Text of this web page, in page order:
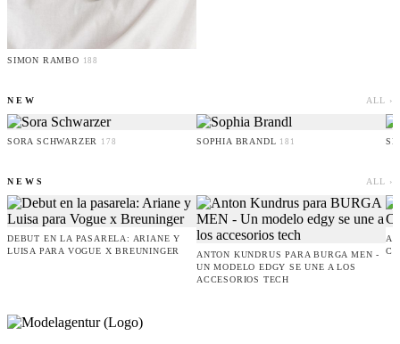
SIMON RAMBO 188
NEW ALL ›
SORA SCHWARZER 178 SOPHIA BRANDL 181
NEWS ALL ›
DEBUT EN LA PASARELA: ARIANE Y
LUISA PARA VOGUE X BREUNINGER
ANTON KUNDRUS PARA BURGA MEN -
UN MODELO EDGY SE UNE A LOS
ACCESORIOS TECH